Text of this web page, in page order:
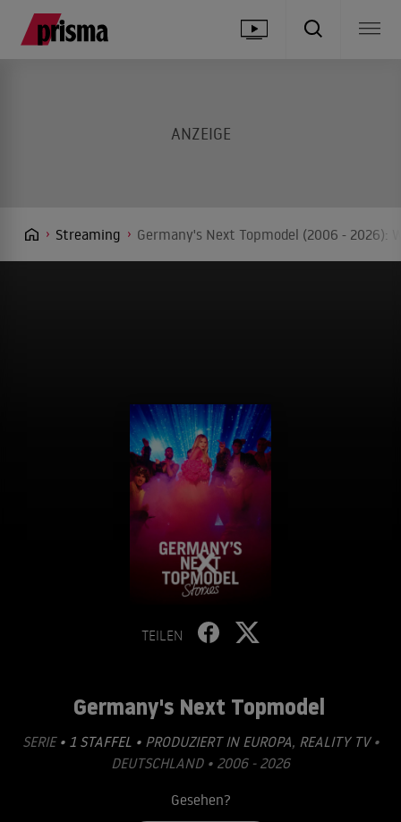
Streaming Germany's Next Topmodel (2006 - 2026):
TEILEN
Germany's Next Topmodel
SERIE • 1 STAFFEL • PRODUZIERT IN EUROPA, REALITY TV•
DEUTSCHLAND • 2006 - 2026
Gesehen?